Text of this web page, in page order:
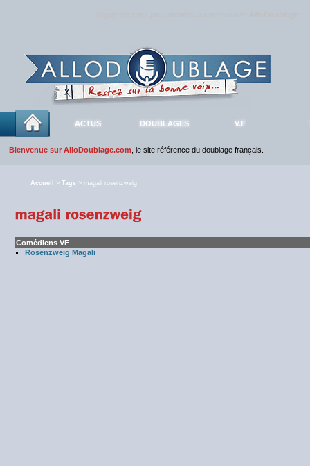
ACTUS DOUBLAGES V.F
Bienvenue sur AlloDoublage.com , le site référence du doublage français.
Accueil > Tags > magali rosenzweig
Comédiens VF
Rosenzweig Magali